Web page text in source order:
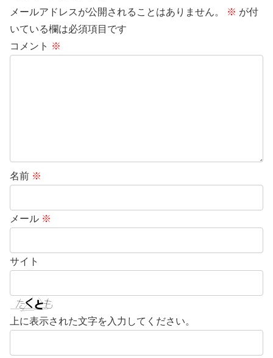
メールアドレスが公開されることはありません。 ※ が付
いている欄は必須項目です
コメント ※
名前 ※
メール ※
サイト
上に表示された文字を入力してください。